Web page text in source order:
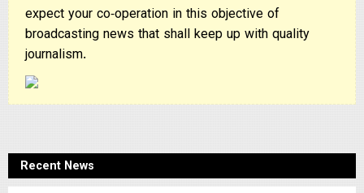
expect your co-operation in this objective of
broadcasting news that shall keep up with quality
journalism.
Recent News